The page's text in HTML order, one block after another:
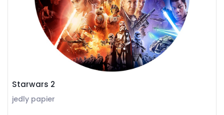
Starwars 2
jedly papier